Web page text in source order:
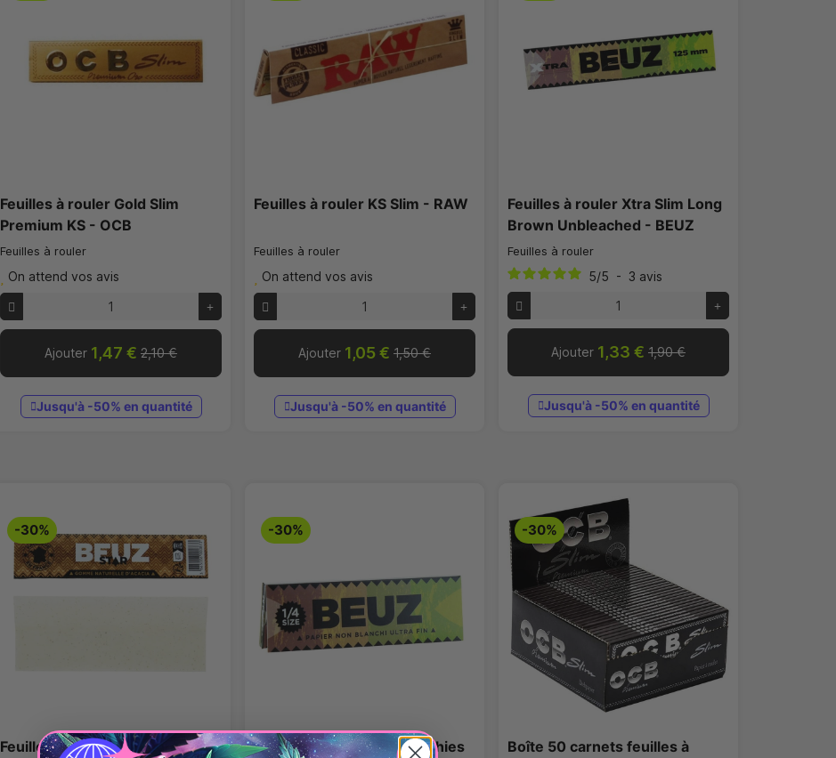
Feuilles à rouler Gold Slim
Premium KS - OCB
Feuilles à rouler
On attend vos avis
Ajouter 1,47 € 2,10 €
Jusqu'à -50% en quantité
Feuilles à rouler KS Slim - RAW
Feuilles à rouler
On attend vos avis
Ajouter 1,05 € 1,50 €
Jusqu'à -50% en quantité
Feuilles à rouler Xtra Slim Long
Brown Unbleached - BEUZ
Feuilles à rouler
5/5 - 3 avis
Ajouter 1,33 € 1,90 €
Jusqu'à -50% en quantité
-30%
Feuilles à rouler Slim non
-30%
Feuilles à rouler non blanchies
-30%
Boîte 50 carnets feuilles à